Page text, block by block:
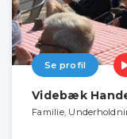
Se profil
Videbæk
Familie,